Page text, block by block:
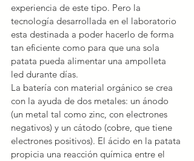
experiencia de este tipo. Pero la
tecnología desarrollada en el laboratorio
esta destinada a poder hacerlo de forma
tan eficiente como para que una sola
patata pueda alimentar una ampolleta
led durante días.
La batería con material orgánico se crea
con la ayuda de dos metales: un ánodo
(un metal tal como zinc, con electrones
negativos) y un cátodo (cobre, que tiene
electrones positivos). El ácido en la patata
propicia una reacción química entre el